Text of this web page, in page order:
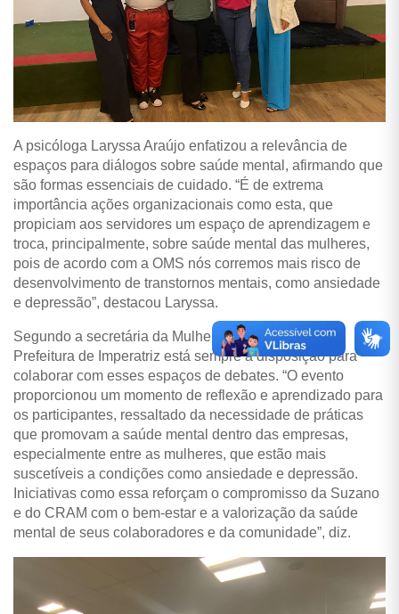
A psicóloga Laryssa Araújo enfatizou a relevância de
espaços para diálogos sobre saúde mental, afirmando que
são formas essenciais de cuidado. “É de extrema
importância ações organizacionais como esta, que
propiciam aos servidores um espaço de aprendizagem e
troca, principalmente, sobre saúde mental das mulheres,
pois de acordo com a OMS nós corremos mais risco de
desenvolvimento de transtornos mentais, como ansiedade
e depressão”, destacou Laryssa.
Segundo a secretária da Mulher, Fernanda Márcia, a
Prefeitura de Imperatriz está sempre à disposição para
colaborar com esses espaços de debates. “O evento
proporcionou um momento de reflexão e aprendizado para
os participantes, ressaltado da necessidade de práticas
que promovam a saúde mental dentro das empresas,
especialmente entre as mulheres, que estão mais
suscetíveis a condições como ansiedade e depressão.
Iniciativas como essa reforçam o compromisso da Suzano
e do CRAM com o bem-estar e a valorização da saúde
mental de seus colaboradores e da comunidade”, diz.